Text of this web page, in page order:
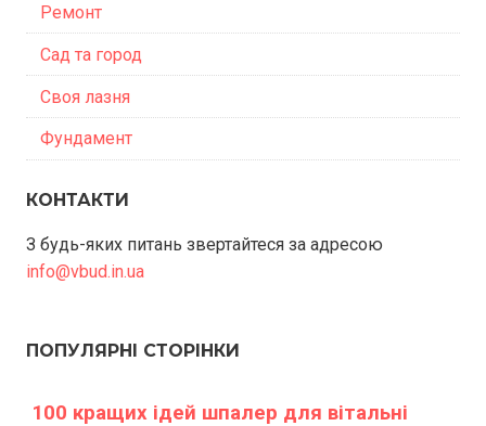
Ремонт
Сад та город
Своя лазня
Фундамент
КОНТАКТИ
З будь-яких питань звертайтеся за адресою
info@vbud.in.ua
ПОПУЛЯРНІ СТОРІНКИ
100 кращих ідей шпалер для вітальні